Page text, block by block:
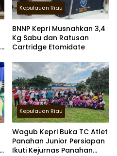
Kepulauan Riau
BNNP Kepri Musnahkan 3,4
Kg Sabu dan Ratusan
Cartridge Etomidate
Kepulauan Riau
Wagub Kepri Buka TC Atlet
Panahan Junior Persiapan
Ikuti Kejurnas Panahan